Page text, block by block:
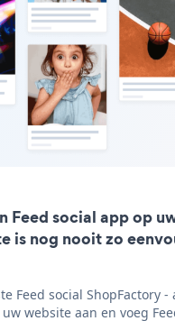
Feed social app op
is nog nooit zo
Feed social ShopFactory -
website aan en voeg